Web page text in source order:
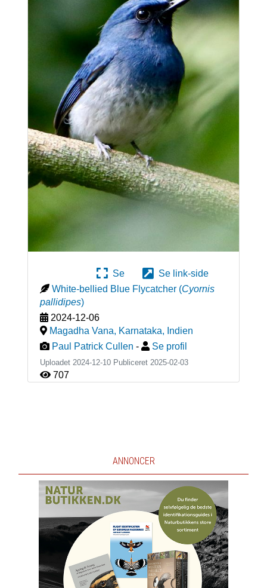
Se
Se link-side
White-bellied Blue Flycatcher (Cyornis
pallidipes)
2024-12-06
Magadha Vana, Karnataka, Indien
Paul Patrick Cullen - Se profil
Uploadet 2024-12-10 Publiceret 2025-02-03
707
ANNONCER